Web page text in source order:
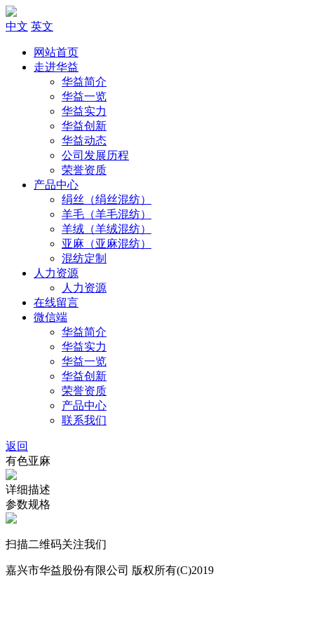
中文 英文
网站首页
走进华益
华益简介
华益一览
华益实力
华益创新
华益动态
公司发展历程
荣誉资质
产品中心
绢丝（绢丝混纺）
羊毛（羊毛混纺）
羊绒（羊绒混纺）
亚麻（亚麻混纺）
混纺定制
人力资源
人力资源
在线留言
微信端
华益简介
华益实力
华益一览
华益创新
荣誉资质
产品中心
联系我们
返回
有色亚麻
详细描述
参数规格
扫描二维码关注我们
嘉兴市华益股份有限公司 版权所有(C)2019